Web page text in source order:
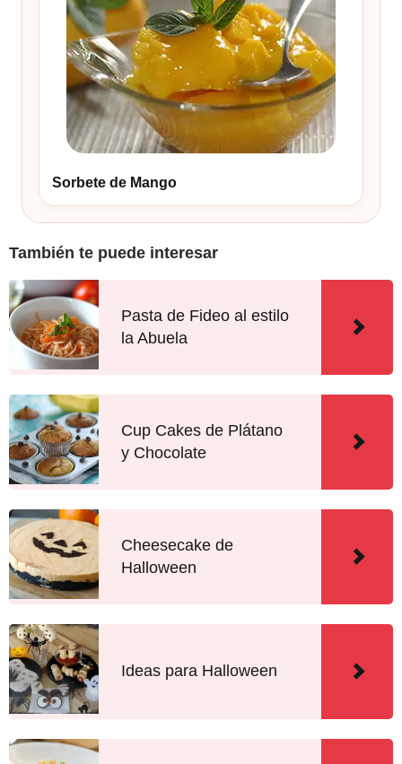
Sorbete de Mango
También te puede interesar
Pasta de Fideo al estilo
la Abuela
Cup Cakes de Plátano
y Chocolate
Cheesecake de
Halloween
Ideas para Halloween